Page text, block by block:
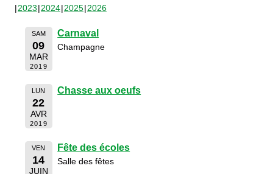
2023 2024 2025 2026
SAM
09
MAR
2019
Carnaval
Champagne
LUN
22
AVR
2019
Chasse aux oeufs
VEN
14
JUIN
Fête des écoles
Salle des fêtes